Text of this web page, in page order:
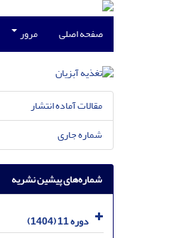
صفحه اصلی مرور
مقالات آماده انتشار
شماره جاری
شماره‌های پیشین نشریه
دوره 11 (1404)